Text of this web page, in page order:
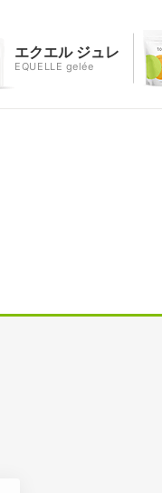
エクエル ジュレ
EQUELLE gelée